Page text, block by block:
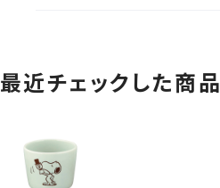
最近チェックした商品